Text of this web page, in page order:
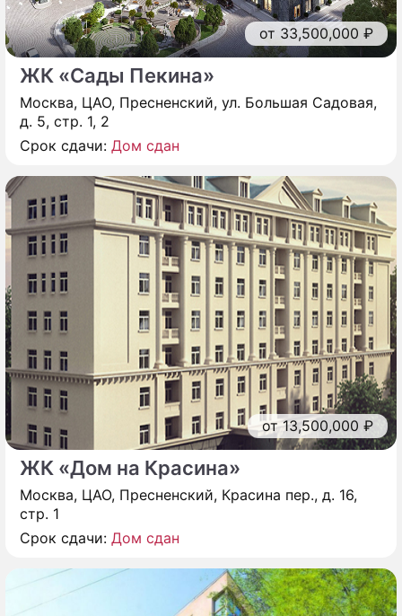
от 33,500,000 ₽
ЖК «Сады Пекина»
Москва, ЦАО, Пресненский, ул. Большая Садовая,
д. 5, стр. 1, 2
Срок сдачи: Дом сдан
от 13,500,000 ₽
ЖК «Дом на Красина»
Москва, ЦАО, Пресненский, Красина пер., д. 16,
стр. 1
Срок сдачи: Дом сдан